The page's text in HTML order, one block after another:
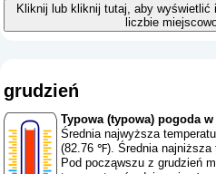
Kliknij lub kliknij tutaj, aby wyświetlić
liczbie
grudzień
Typowa (typowa) pogoda
Średnia najwyższa
(82.76 ℉). Średnia
Pod począwszu z grudzień